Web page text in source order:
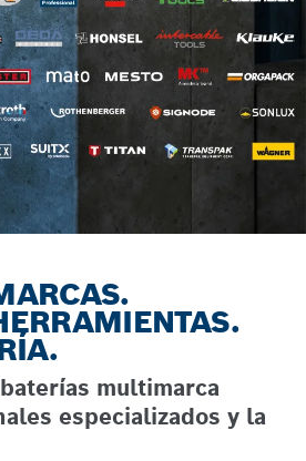
multimarca
especializados y la